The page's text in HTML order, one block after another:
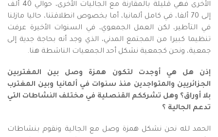
الأخرى فهي قليلة بالمقارنة مع الجاليات الأخرى، حوالي 40 ألف
إلى 70 ألفا، في كامل ألمانيا، أما بخصوص انطلاقتنا، حاليا مازلنا
في التأطير، لكن العمل الجمعوي، في السنوات الأخيرة عرفت
تنظيما كبيرا من المجتمع المدني، الذي وجد أنه بحاجة جدية إلى
جمعية، ونحن كجمعية نشكل أحد الجمعيات الناشطة هنا.
إذن هل هي أوجدت لتكون همزة وصل بين المغتربين
الجزائريين والمتواجدين منذ سنوات في ألمانيا وبين المغترب
بلا أوراق؟ وهل تشرككم القنصلية في مختلف النشاطات التي
تدعم الجالية ؟
الحمد لله نحن نشكل همزة وصل مع الجالية ونقوم بنشاطات